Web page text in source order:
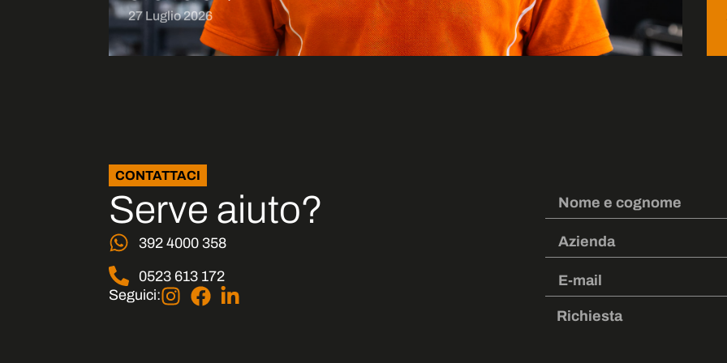
27 Luglio 2026
CONTATTACI
Serve aiuto?
392 4000 358
0523 613 172
Seguici: